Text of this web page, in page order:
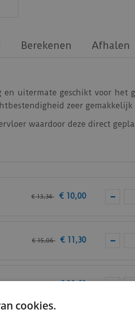
Berekenen Afhalen
uitermate geschikt voor het
zeer gemakkelijk
waardoor deze direct
€ 13,34 € 10,00
€ 15,06 € 11,30
€ 10,60
cookies.